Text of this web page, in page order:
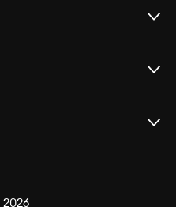
2026